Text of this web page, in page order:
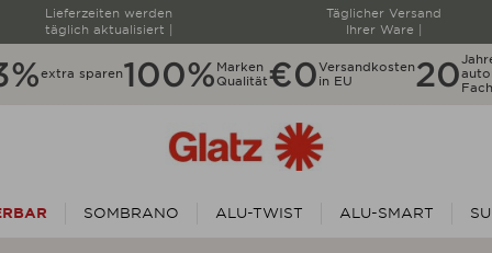
Lieferzeiten werden
täglich aktualisiert |
Täglicher Versand
Ihrer Ware |
extra sparen100% Marken
Qualität€0Versandkosten
in EU
20
SOMBRANO ALU-TWIST ALU-SMART